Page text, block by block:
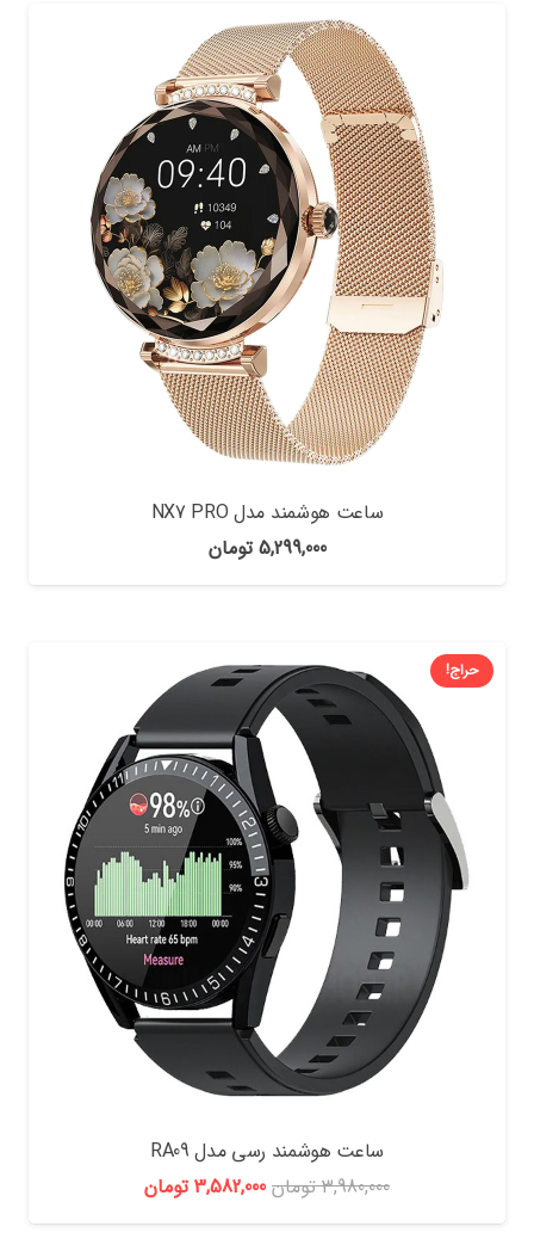
ساعت هوشمند مدل NX7 PRO
5,299,000 تومان
حراج!
ساعت هوشمند رسی مدل RA09
3,980,000 تومان قیمت
اصلی:
3,582,000 تومانقیمت
فعلی: